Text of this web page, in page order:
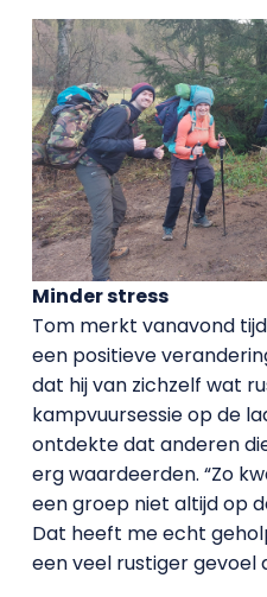
Minder stress
Tom merkt vanavond
een positieve
dat hij van zichzelf wat
kampvuursessie op de
ontdekte dat anderen
erg waardeerden. “Zo
een groep niet altijd op
Dat heeft me echt
een veel rustiger gevoel